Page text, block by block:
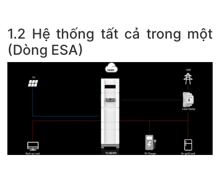
1.2 Hệ thống tất cả trong một
(Dòng ESA)